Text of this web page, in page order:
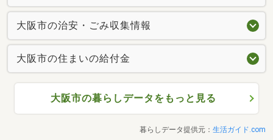
大阪市の治安・ごみ収集情報
大阪市の住まいの給付金
大阪市の暮らしデータをもっと見る
暮らしデータ提供元： 生活ガイド.com